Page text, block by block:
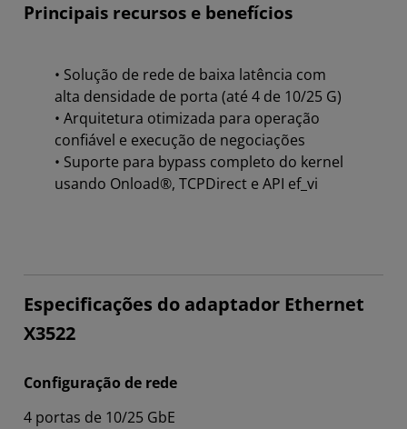
Principais recursos e benefícios
• Solução de rede de baixa latência com
alta densidade de porta (até 4 de 10/25 G)
• Arquitetura otimizada para operação
confiável e execução de negociações
• Suporte para bypass completo do kernel
usando Onload®, TCPDirect e API ef_vi
Especificações do adaptador Ethernet
X3522
Configuração de rede
4 portas de 10/25 GbE